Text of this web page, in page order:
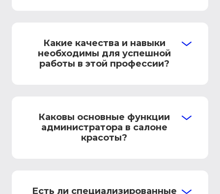
Какие качества и навыки
необходимы для успешной
работы в этой профессии?
Каковы основные функции
администратора в салоне
красоты?
Есть ли специализированные